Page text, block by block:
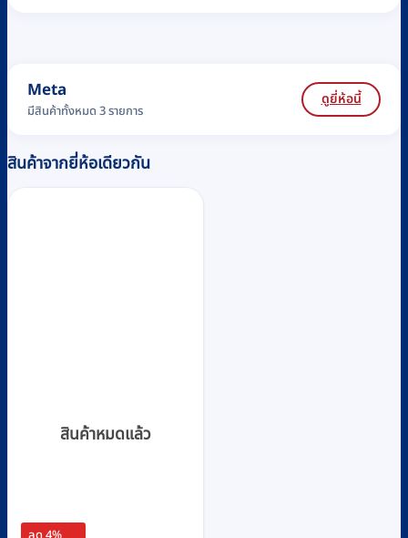
Meta
มีสินค้าทั้งหมด 3 รายการ
ดูยี่ห้อนี้
สินค้าจากยี่ห้อเดียวกัน
สินค้าหมดแล้ว